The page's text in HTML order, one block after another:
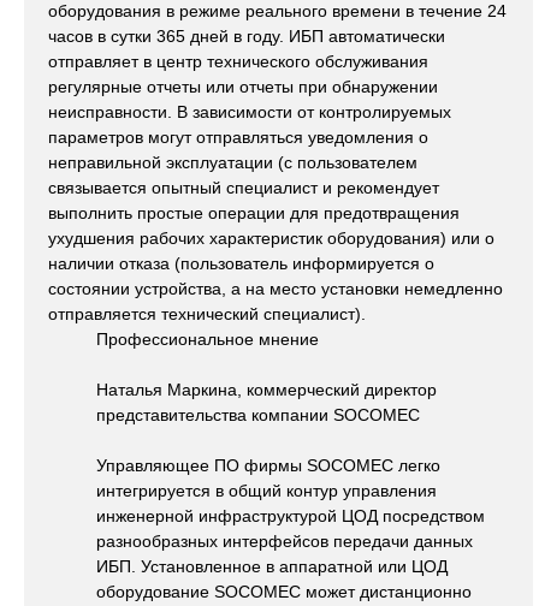
оборудования в режиме реального времени в течение 24
часов в сутки 365 дней в году. ИБП автоматически
отправляет в центр технического обслуживания
регулярные отчеты или отчеты при обнаружении
неисправности. В зависимости от контролируемых
параметров могут отправляться уведомления о
неправильной эксплуатации (с пользователем
связывается опытный специалист и рекомендует
выполнить простые операции для предотвращения
ухудшения рабочих характеристик оборудования) или о
наличии отказа (пользователь информируется о
состоянии устройства, а на место установки немедленно
отправляется технический специалист).
Профессиональное мнение
Наталья Маркина, коммерческий директор
представительства компании SOCOMEC
Управляющее ПО фирмы SOCOMEC легко
интегрируется в общий контур управления
инженерной инфраструктурой ЦОД посредством
разнообразных интерфейсов передачи данных
ИБП. Установленное в аппаратной или ЦОД
оборудование SOCOMEC может дистанционно